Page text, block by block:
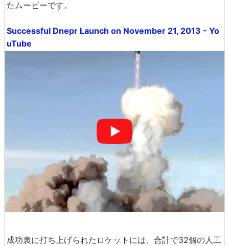
たムービーです。
Successful Dnepr Launch on November 21, 2013 - Yo
uTube
成功裏に打ち上げられたロケットには、合計で32個の人工